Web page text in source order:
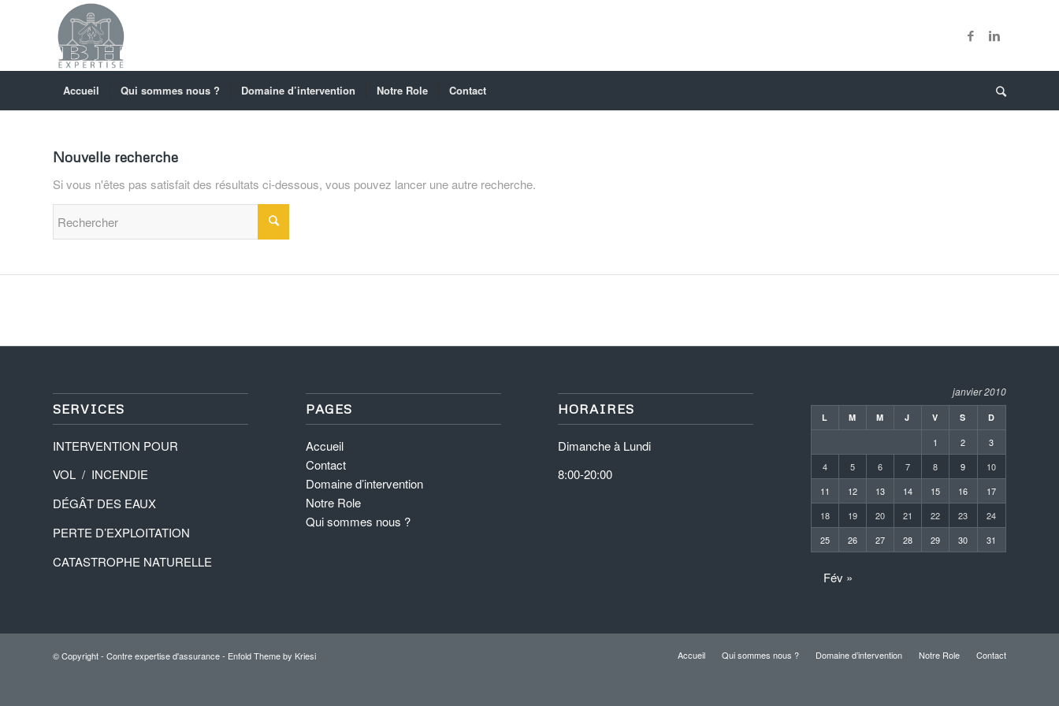
Accueil Qui sommes nous ? Domaine d’intervention Notre Role Contact
Nouvelle recherche
Si vous n'êtes pas satisfait des résultats ci-dessous, vous pouvez lancer une autre recherche.
SERVICES
INTERVENTION POUR
VOL / INCENDIE
DÉGÂT DES EAUX
PERTE D’EXPLOITATION
CATASTROPHE NATURELLE
PAGES
Accueil
Contact
Domaine d’intervention
Notre Role
Qui sommes nous ?
HORAIRES
Dimanche à Lundi
8:00-20:00
janvier 2010
L M M J V S D
1 2
3
4
5 6 7 8 9
10
11
12 13 14 15 16
17
18
19 20 21 22 23
24
25
26 27 28 29 30 31
Fév »
© Copyright - Contre expertise d'assurance- Enfold Theme by Kriesi Accueil Qui sommes nous ? Domaine d’intervention Notre Role Contact